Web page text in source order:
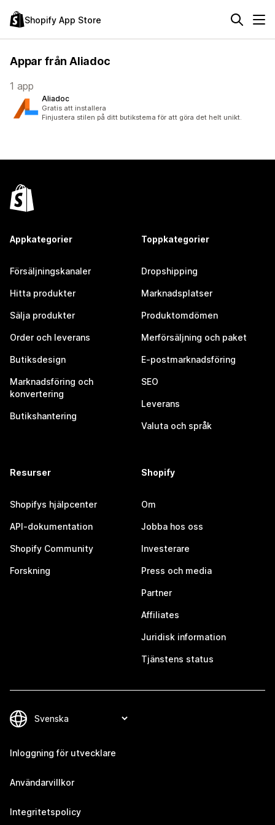
Shopify App Store
Appar från Aliadoc
1 app
Aliadoc
Gratis att installera
Finjustera stilen på ditt butikstema för att göra det helt unikt.
Appkategorier
Försäljningskanaler
Hitta produkter
Sälja produkter
Order och leverans
Butiksdesign
Marknadsföring och
konvertering
Butikshantering
Toppkategorier
Dropshipping
Marknadsplatser
Produktomdömen
Merförsäljning och paket
E-postmarknadsföring
SEO
Leverans
Valuta och språk
Resurser
Shopifys hjälpcenter
API-dokumentation
Shopify Community
Forskning
Shopify
Om
Jobba hos oss
Investerare
Press och media
Partner
Affiliates
Juridisk information
Tjänstens status
Inloggning för utvecklare
Användarvillkor
Integritetspolicy